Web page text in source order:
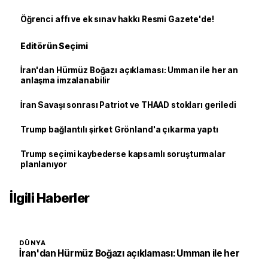
Öğrenci affı ve ek sınav hakkı Resmi Gazete'de!
Editörün Seçimi
İran'dan Hürmüz Boğazı açıklaması: Umman ile her an
anlaşma imzalanabilir
İran Savaşı sonrası Patriot ve THAAD stokları geriledi
Trump bağlantılı şirket Grönland'a çıkarma yaptı
Trump seçimi kaybederse kapsamlı soruşturmalar
planlanıyor
İlgili Haberler
DÜNYA
İran'dan Hürmüz Boğazı açıklaması: Umman ile her